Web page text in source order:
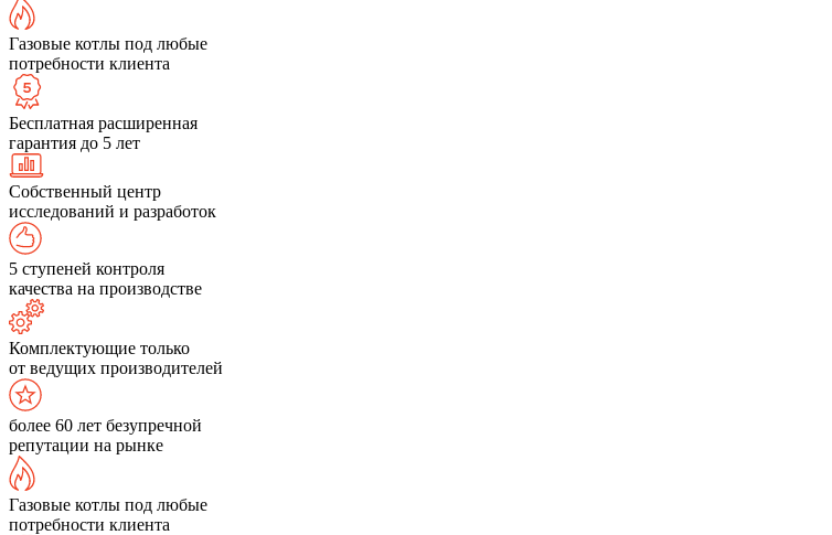
Газовые котлы под любые
потребности клиента
Бесплатная расширенная
гарантия до 5 лет
Собственный центр
исследований и разработок
5 ступеней контроля
качества на производстве
Комплектующие только
от ведущих производителей
более 60 лет безупречной
репутации на рынке
Газовые котлы под любые
потребности клиента